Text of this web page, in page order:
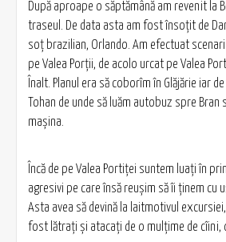
După aproape o săptămână am revenit la
traseul. De data asta am fost însoțit de
soț brazilian, Orlando. Am efectuat
pe Valea Porții, de acolo urcat pe Valea
Înalt. Planul era să coborîm în Glăjărie iar
Tohan de unde să luăm autobuz spre Bran
mașina.
Încă de pe Valea Portiței suntem luați în
agresivi pe care însă reușim să îi ținem cu
Asta avea să devină la laitmotivul
fost lătrați și atacați de o mulțime de cîini,